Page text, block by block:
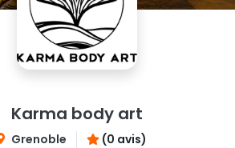
Karma body art
Grenoble (0 avis)